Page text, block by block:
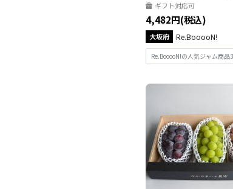
ギフト対応可
4,482円(税込)
大坂府 Re.BooooN!
Re.BooooN!の人気ジャム商品